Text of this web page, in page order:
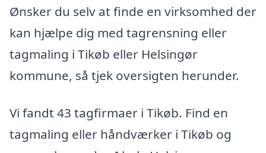
Ønsker du selv at finde en virksomhed der
kan hjælpe dig med tagrensning eller
tagmaling i Tikøb eller Helsingør
kommune, så tjek oversigten herunder.
Vi fandt 43 tagfirmaer i Tikøb. Find en
tagmaling eller håndværker i Tikøb og